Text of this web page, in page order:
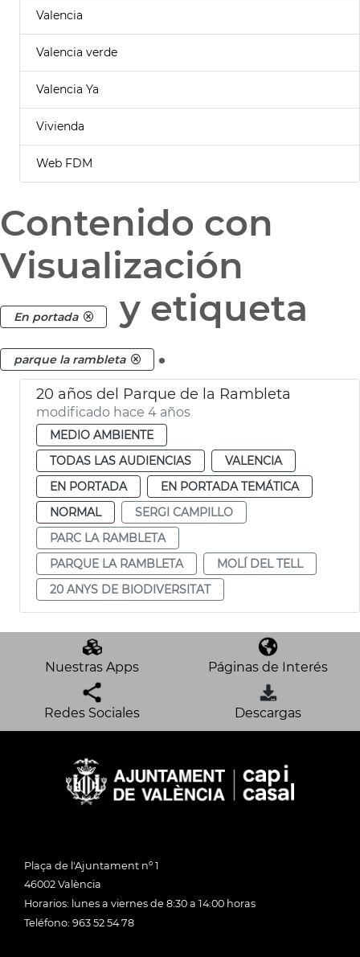
Valencia
Valencia verde
Valencia Ya
Vivienda
Web FDM
Contenido con
Visualización
En portada y etiqueta
parque la rambleta .
20 años del Parque de la Rambleta
modificado hace 4 años
MEDIO AMBIENTE
TODAS LAS AUDIENCIAS
VALENCIA
EN PORTADA
EN PORTADA TEMÁTICA
NORMAL
SERGI CAMPILLO
PARC LA RAMBLETA
PARQUE LA RAMBLETA
MOLÍ DEL TELL
20 ANYS DE BIODIVERSITAT
Nuestras Apps Páginas de Interés
Redes Sociales Descargas
Plaça de l'Ajuntament nº 1
46002 València
Horarios: lunes a viernes de 8:30 a 14:00 horas
Teléfono: 963 52 54 78